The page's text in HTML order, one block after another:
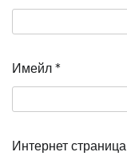
Имейл *
Интернет страница